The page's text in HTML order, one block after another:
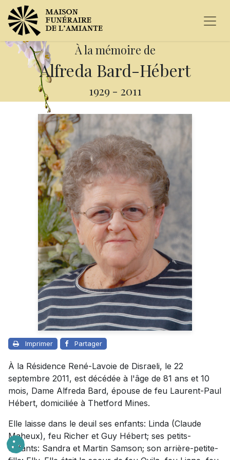
À la mémoire de
Alfreda Bard-Hébert
1929 - 2011
Imprimer Partager
À la Résidence René-Lavoie de Disraeli, le 22
septembre 2011, est décédée à l'âge de 81 ans et 10
mois, Dame Alfreda Bard, épouse de feu Laurent-Paul
Hébert, domiciliée à Thetford Mines.
Elle laisse dans le deuil ses enfants: Linda (Claude
Maheux), feu Richer et Guy Hébert; ses petits-
enfants: Sandra et Martin Samson; son arrière-petite-